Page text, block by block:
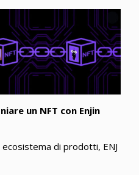
un NFT con Enjin
di prodotti, ENJ